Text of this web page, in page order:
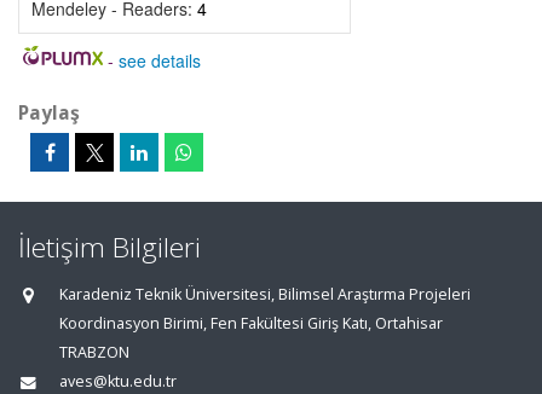
Mendeley - Readers: 4
- see details
Paylaş
İletişim Bilgileri
Karadeniz Teknik Üniversitesi, Bilimsel Araştırma Projeleri
Koordinasyon Birimi, Fen Fakültesi Giriş Katı, Ortahisar
TRABZON
aves@ktu.edu.tr